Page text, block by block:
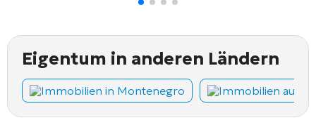
Eigentum in anderen Ländern
Immobilien in Montenegro Immobilien auf